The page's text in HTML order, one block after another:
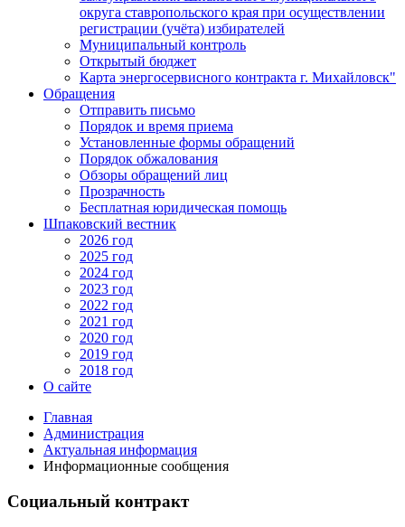
округа ставропольского края при осуществлении
регистрации (учёта) избирателей
Муниципальный контроль
Открытый бюджет
Карта энергосервисного контракта г. Михайловск"
Обращения
Отправить письмо
Порядок и время приема
Установленные формы обращений
Порядок обжалования
Обзоры обращений лиц
Прозрачность
Бесплатная юридическая помощь
Шпаковский вестник
2026 год
2025 год
2024 год
2023 год
2022 год
2021 год
2020 год
2019 год
2018 год
О сайте
Главная
Администрация
Актуальная информация
Информационные сообщения
Социальный контракт